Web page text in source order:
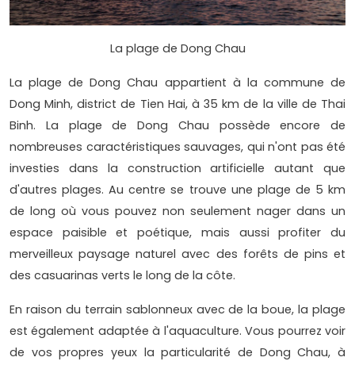
La plage de Dong Chau
La plage de Dong Chau appartient à la commune de
Dong Minh, district de Tien Hai, à 35 km de la ville de Thai
Binh. La plage de Dong Chau possède encore de
nombreuses caractéristiques sauvages, qui n'ont pas été
investies dans la construction artificielle autant que
d'autres plages. Au centre se trouve une plage de 5 km
de long où vous pouvez non seulement nager dans un
espace paisible et poétique, mais aussi profiter du
merveilleux paysage naturel avec des forêts de pins et
des casuarinas verts le long de la côte.
En raison du terrain sablonneux avec de la boue, la plage
est également adaptée à l'aquaculture. Vous pourrez voir
de vos propres yeux la particularité de Dong Chau, à